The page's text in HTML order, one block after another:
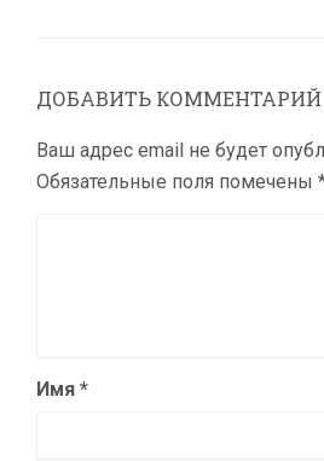
ДОБАВИТЬ КОММЕНТАРИЙ
Ваш адрес email не будет
Обязательные поля помечены
Имя *